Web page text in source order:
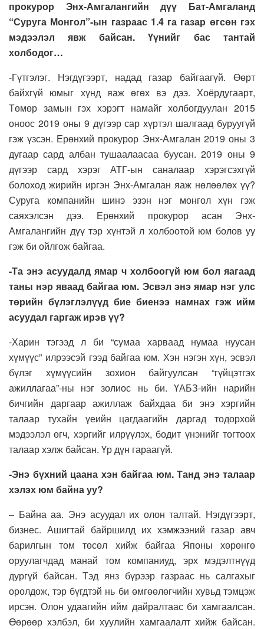
прокурор Энх-Амгалангийн дүү Бат-Амгаланд
“Суруга Монгол”-ын газраас 1.4 га газар өгсөн гэх
мэдээлэл явж байсан. Үүнийг бас тантай
холбодог…
-Гүтгэлэг. Нэгдүгээрт, надад газар байгаагүй. Өөрт
байхгүй юмыг хүнд яаж өгөх вэ дээ. Хоёрдугаарт,
Төмөр замын гэх хэрэгт намайг холбогдуулан 2015
оноос 2019 оны 9 дүгээр сар хүртэл шалгаад буруугүй
гэж үзсэн. Ерөнхий прокурор Энх-Амгалан 2019 оны 3
дугаар сард албан тушаалаасаа буусан. 2019 оны 9
дүгээр сард хэрэг АТГ-ын саналаар хэрэгсэхгүй
болоход жирийн иргэн Энх-Амгалан яаж нөлөөлөх үү?
Суруга компанийн шинэ эзэн нэг монгол хүн гэж
саяхэлсэн дээ. Ерөнхий прокурор асан Энх-
Амгалангийн дүү тэр хүнтэй л холбоотой юм болов уу
гэж би ойлгож байгаа.
-Та энэ асуудалд ямар ч холбоогүй юм бол яагаад
таны нэр яваад байгаа юм. Эсвэл энэ ямар нэг улс
төрийн бүлэглэлүүд бие биенээ намнах гэж ийм
асуудал гаргаж ирэв үү?
-Харин тэгээд л би “сумаа харваад нумаа нуусан
хүмүүс” илрээсэй гээд байгаа юм. Хэн нэгэн хүн, эсвэл
бүлэг хүмүүсийн зохион байгуулсан “гүйцэтгэх
ажиллагаа”-ны нэг золиос нь би. ҮАБЗ-ийн нарийн
бичгийн даргаар ажиллаж байхдаа би энэ хэргийн
талаар тухайн үеийн цагдаагийн даргад тодорхой
мэдээлэл өгч, хэргийг илрүүлэх, бодит үнэнийг тогтоох
талаар хэлж байсан. Үр дүн гараагүй.
-Энэ бүхний цаана хэн байгаа юм. Танд энэ талаар
хэлэх юм байна уу?
– Байна аа. Энэ асуудал их олон талтай. Нэгдүгээрт,
бизнес. Ашигтай байршилд их хэмжээний газар авч
барилгын том төсөл хийж байгаа Японы хөрөнгө
оруулагчдад манай том компаниуд, эрх мэдэлтнүүд
дургүй байсан. Тэд янз бүрээр газраас нь салгахыг
оролдож, тэр бүгдтэй нь би өмгөөлөгчийн хувьд тэмцэж
ирсэн. Олон удаагийн ийм дайралтаас би хамгаалсан.
Өөрөөр хэлбэл, би хуулийн хамгаалалт хийж байсан.